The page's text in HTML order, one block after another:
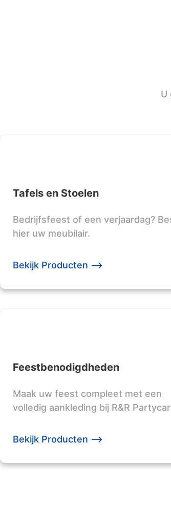
U
Tafels en Stoelen
Bedrijfsfeest of een verjaardag?
hier uw meubilair.
Bekijk Producten -->
Feestbenodigdheden
Maak uw feest compleet met een
volledig aankleding bij R&R
Bekijk Producten -->